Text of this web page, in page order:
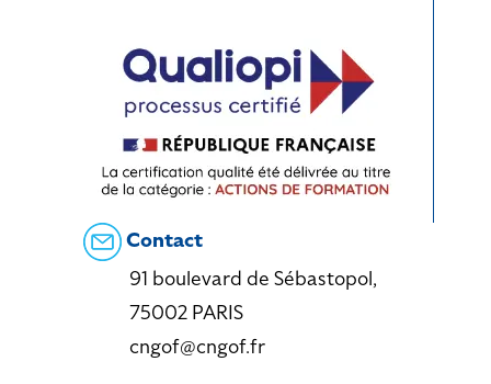
Contact
91 boulevard de Sébastopol,
75002 PARIS
cngof@cngof.fr